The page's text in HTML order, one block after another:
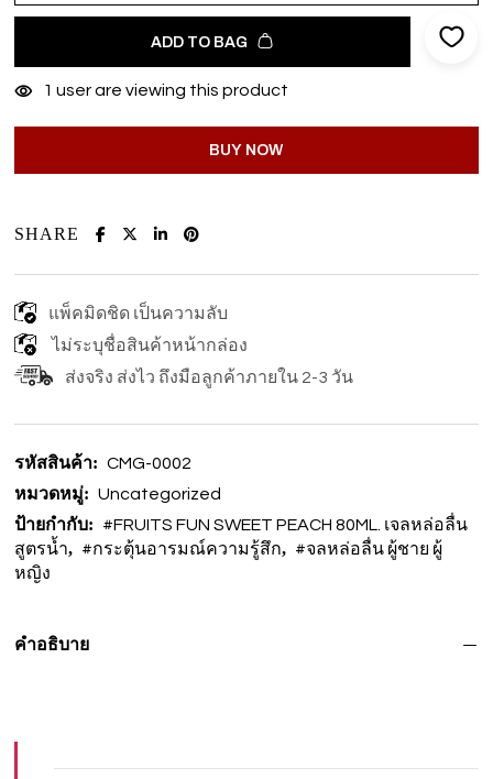
ADD TO BAG
1 user are viewing this product
BUY NOW
SHARE
แพ็คมิดชิด เป็นความลับ
ไม่ระบุชื่อสินค้าหน้ากล่อง
ส่งจริง ส่งไว ถึงมือลูกค้าภายใน 2-3 วัน
รหัสสินค้า: CMG-0002
หมวดหมู่: Uncategorized
ป้ายกำกับ:
#FRUITS FUN SWEET PEACH 80ML. เจลหล่อลื่น
สูตรน้ำ, #กระตุ้นอารมณ์ความรู้สึก, #จลหล่อลื่น ผู้ชาย ผู้
หญิง
คำอธิบาย